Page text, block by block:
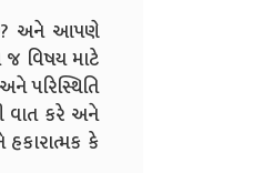
છે? અને આપણે
વિષય માટે
પરિસ્થિતિ
વાત કરે અને
કે